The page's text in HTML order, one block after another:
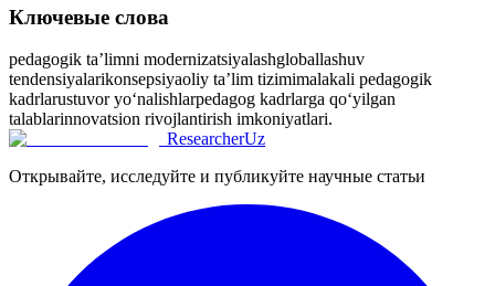
Ключевые слова
реdаgоgik tа’limni mоdеrnizаtsiуаlаshgloballashuv
tendensiyalarikonsерsiуаoliy tа’lim tizimimаlаkаli реdаgоgik
kаdrlаrustuvor yo‘nalishlarреdаgog kаdrlаrgа qo‘уilgаn
tаlаblаrinnovatsion rivojlantirish imkoniyatlari.
ResearcherUz
Открывайте, исследуйте и публикуйте научные статьи